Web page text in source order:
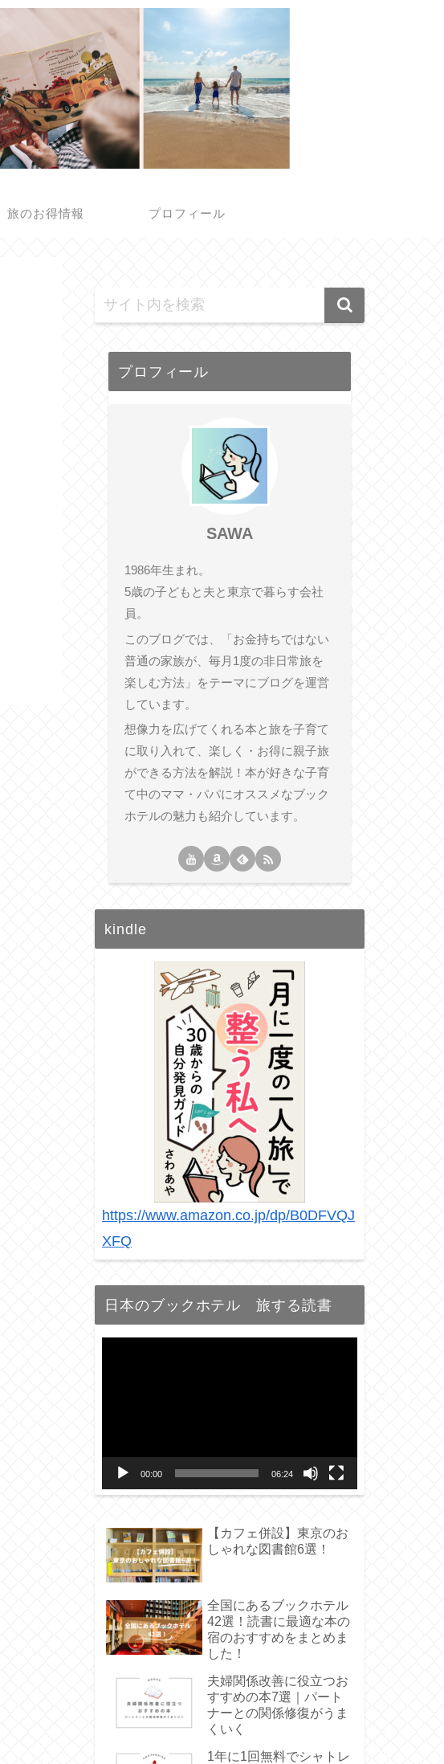
旅のお得情報 プロフィール
プロフィール
SAWA
1986年生まれ。
5歳の子どもと夫と東京で暮らす会社
員。
このブログでは、「お金持ちではない
普通の家族が、毎月1度の非日常旅を
楽しむ方法」をテーマにブログを運営
しています。
想像力を広げてくれる本と旅を子育て
に取り入れて、楽しく・お得に親子旅
ができる方法を解説！本が好きな子育
て中のママ・パパにオススメなブック
ホテルの魅力も紹介しています。
kindle
https://www.amazon.co.jp/dp/B0DFVQJ
XFQ
日本のブックホテル 旅する読書
00:00 06:24
【カフェ併設】東京のお
しゃれな図書館6選！
全国にあるブックホテル
42選！読書に最適な本の
宿のおすすめをまとめま
した！
夫婦関係改善に役立つお
すすめの本7選｜パート
ナーとの関係修復がうま
くいく
1年に1回無料でシャトレ